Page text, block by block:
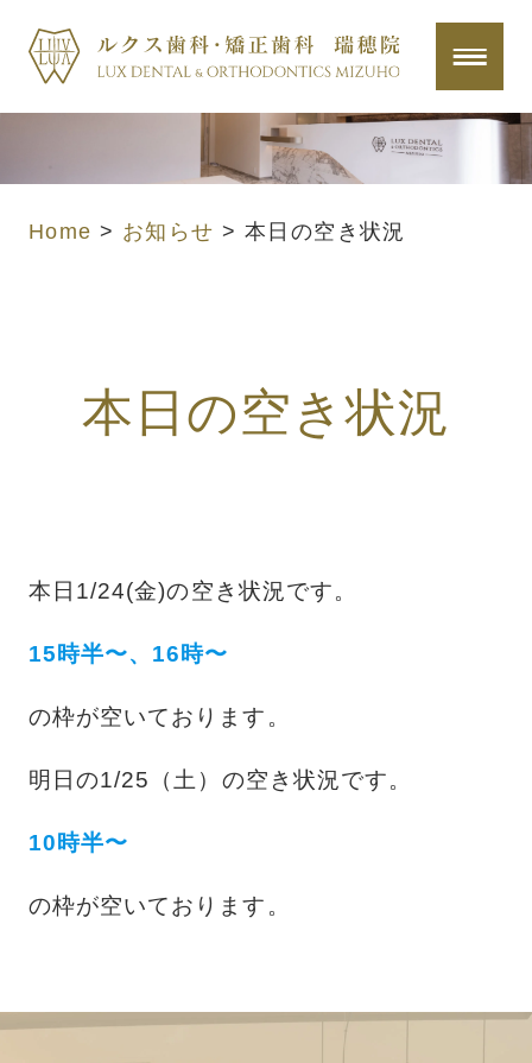
Home > お知らせ > 本日の空き状況
本日の空き状況
本日1/24(金)の空き状況です。
15時半〜、16時〜
の枠が空いております。
明日の1/25（土）の空き状況です。
10時半〜
の枠が空いております。